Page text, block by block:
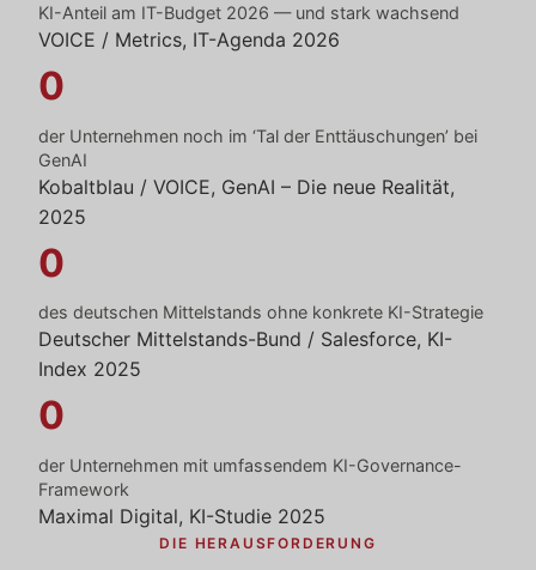
KI-Anteil am IT-Budget 2026 — und stark wachsend
VOICE / Metrics, IT-Agenda 2026
0
der Unternehmen noch im ‘Tal der Enttäuschungen’ bei
GenAI
Kobaltblau / VOICE, GenAI – Die neue Realität,
2025
0
des deutschen Mittelstands ohne konkrete KI-Strategie
Deutscher Mittelstands-Bund / Salesforce, KI-
Index 2025
0
der Unternehmen mit umfassendem KI-Governance-
Framework
Maximal Digital, KI-Studie 2025
DIE HERAUSFORDERUNG